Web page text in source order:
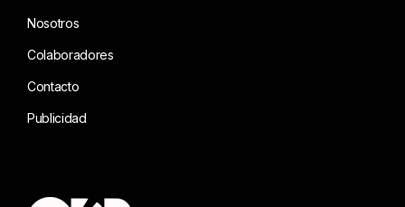
Nosotros
Colaboradores
Contacto
Publicidad